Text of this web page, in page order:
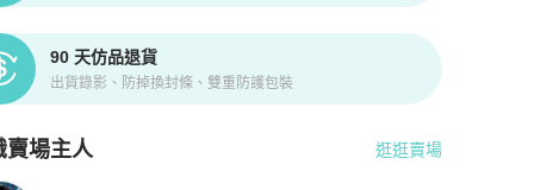
90 天仿品退貨
出貨錄影、防掉換封條、雙重防護包裝
賣場主人
拍拍圈嚴選賣家
逛逛賣場